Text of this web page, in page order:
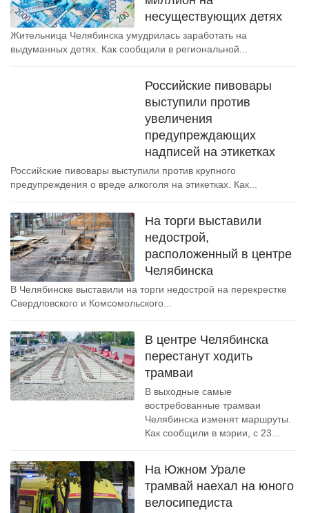
несуществующих детях
Жительница Челябинска умудрилась заработать на
выдуманных детях. Как сообщили в региональной...
Российские пивовары
выступили против
увеличения
предупреждающих
надписей на этикетках
Российские пивовары выступили против крупного
предупреждения о вреде алкоголя на этикетках. Как...
На торги выставили
недострой,
расположенный в центре
Челябинска
В Челябинске выставили на торги недострой на перекрестке
Свердловского и Комсомольского...
В центре Челябинска
перестанут ходить
трамваи
В выходные самые
востребованные трамваи
Челябинска изменят маршруты.
Как сообщили в мэрии, с 23...
На Южном Урале
трамвай наехал на юного
велосипедиста